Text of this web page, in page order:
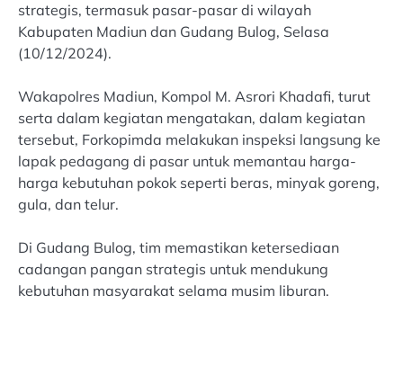
strategis, termasuk pasar-pasar di wilayah
Kabupaten Madiun dan Gudang Bulog, Selasa
(10/12/2024).
Wakapolres Madiun, Kompol M. Asrori Khadafi, turut
serta dalam kegiatan mengatakan, dalam kegiatan
tersebut, Forkopimda melakukan inspeksi langsung ke
lapak pedagang di pasar untuk memantau harga-
harga kebutuhan pokok seperti beras, minyak goreng,
gula, dan telur.
Di Gudang Bulog, tim memastikan ketersediaan
cadangan pangan strategis untuk mendukung
kebutuhan masyarakat selama musim liburan.